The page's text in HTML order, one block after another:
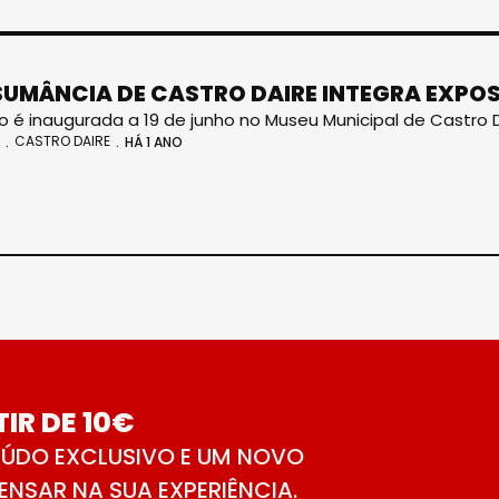
DE CASTRO DAIRE INTEGRA
é inaugurada a 19 de junho no Museu Municipal de Castro
CASTRO DAIRE HÁ 1 ANO
DE 10€
EXCLUSIVO E UM NOVO
NA SUA EXPERIÊNCIA.